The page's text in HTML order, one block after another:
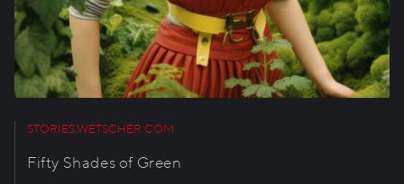
STORIES.WETSCHER.COM
Fifty Shades of Green